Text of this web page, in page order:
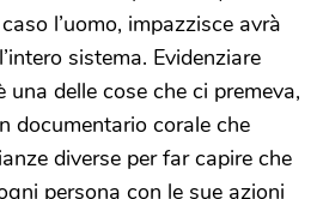
l’uomo, impazzisce avrà
sistema. Evidenziare
delle cose che ci premeva,
documentario corale che
diverse per far capire che
persona con le sue azioni